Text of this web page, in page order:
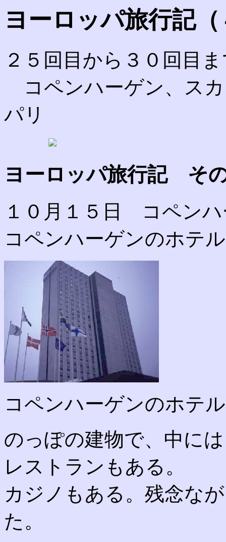
ヨーロッパ旅行記（
２５回目から３０回目
コペンハーゲン、ス
パリ
ヨーロッパ旅行記 そ
１０月１５日 コペンハ
コペンハーゲンのホテ
コペンハーゲンのホテ
のっぽの建物で、中に
レストランもある。
カジノもある。残念な
た。